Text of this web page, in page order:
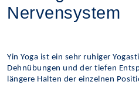
Nervensystem
Yin Yoga ist ein sehr ruhiger
Dehnübungen und der tiefen
längere Halten der einzelnen